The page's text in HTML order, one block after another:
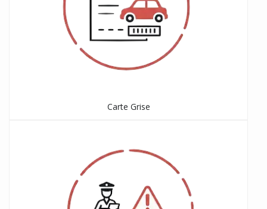
Carte Grise